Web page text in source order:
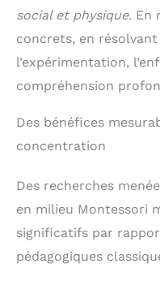
social et physique. En
concrets, en
l’expérimentation,
compréhension
Des bénéfices
concentration
Des recherches
en milieu Montessori
significatifs par
pédagogiques